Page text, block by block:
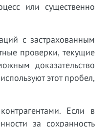
или существенно
с застрахованным
проверки, текущие
доказательство
этот пробел,
Если в
за сохранность